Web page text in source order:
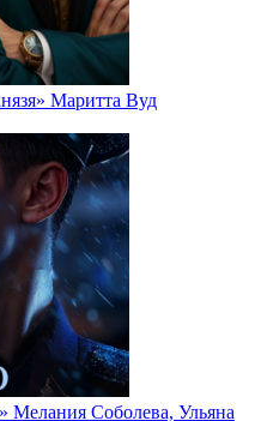
Маритта Вуд
Мелания Соболева, Ульяна